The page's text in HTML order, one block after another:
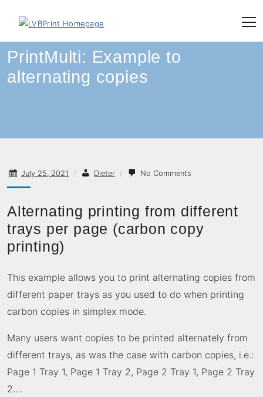
content
PrintMulti: Example to
alternating copies
July 25, 2021 / Dieter / No Comments
Alternating printing from different
trays per page (carbon copy
printing)
This example allows you to print alternating copies from
different paper trays as you used to do when printing
carbon copies in simplex mode.
Many users want copies to be printed alternately from
different trays, as was the case with carbon copies, i.e.:
Page 1 Tray 1, Page 1 Tray 2, Page 2 Tray 1, Page 2 Tray
2....